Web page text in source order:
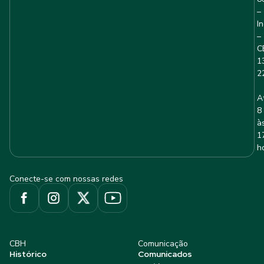
–
–
8
Conecte-se com nossas redes
CBH
Histórico
Comunicação
Comunicados